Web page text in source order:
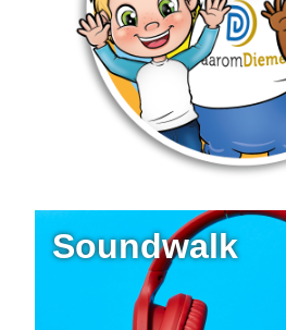
Soundwalk